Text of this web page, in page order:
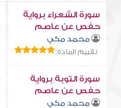
سورة الشعراء برواية
حفص عن عاصم
محمد مكي
تقييم المادة:
سورة التوبة برواية
حفص عن عاصم
محمد مكي